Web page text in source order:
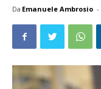
Da Emanuele Ambrosio -